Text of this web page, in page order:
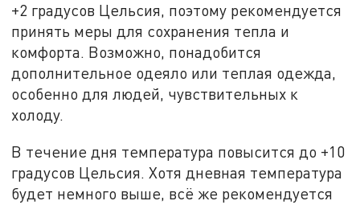
+2 градусов Цельсия, поэтому рекомендуется
принять меры для сохранения тепла и
комфорта. Возможно, понадобится
дополнительное одеяло или теплая одежда,
особенно для людей, чувствительных к
холоду.
В течение дня температура повысится до +10
градусов Цельсия. Хотя дневная температура
будет немного выше, всё же рекомендуется